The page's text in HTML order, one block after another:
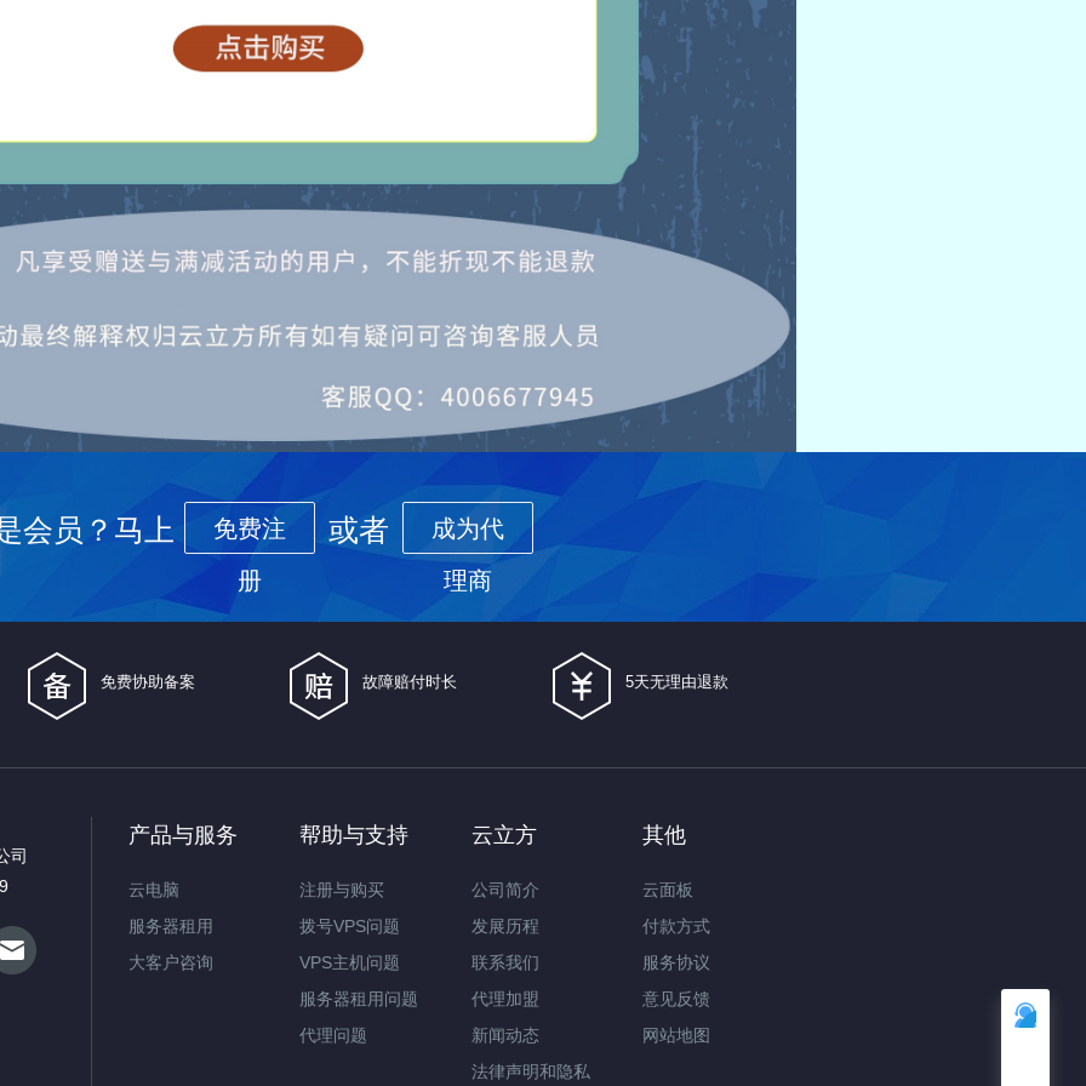
会员？马上
免费注
册
或者
成为代
理商
免费协助备案 故障赔付时长 5天无理由退款
司
产品与服务
云电脑
服务器租用
大客户咨询
帮助与支持
注册与购买
拨号VPS问题
VPS主机问题
服务器租用问题
代理问题
云立方
公司简介
发展历程
联系我们
代理加盟
新闻动态
法律声明和隐私
其他
云面板
付款方式
服务协议
意见反馈
网站地图